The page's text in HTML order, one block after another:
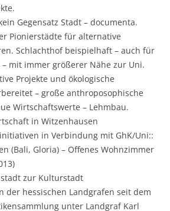
Gegensatz Stadt – documenta.
Pionierstädte für alternative
Schlachthof beispielhaft – auch für
mit immer größerer Nähe zur Uni.
Projekte und ökologische
– große anthroposophische
Wirtschaftswerte – Lehmbau.
in Witzenhausen
in Verbindung mit GhK/Uni::
(Bali, Gloria) – Offenes Wohnzimmer
zur Kulturstadt
der hessischen Landgrafen seit dem
unter Landgraf Karl